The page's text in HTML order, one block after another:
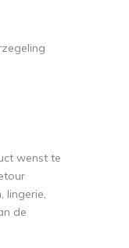
wenst te
lingerie,
de